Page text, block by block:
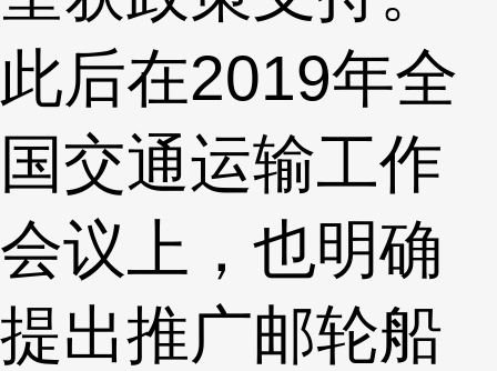
此后在2019年全
国交通运输工作
会议上，也明确
提出推广邮轮船